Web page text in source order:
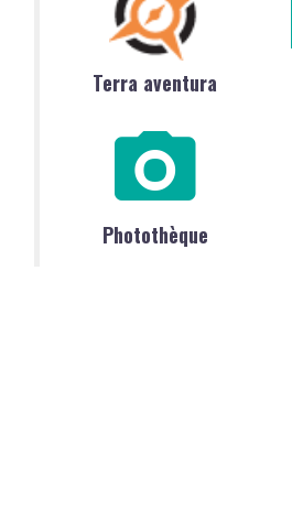
Terra aventura
Photothèque